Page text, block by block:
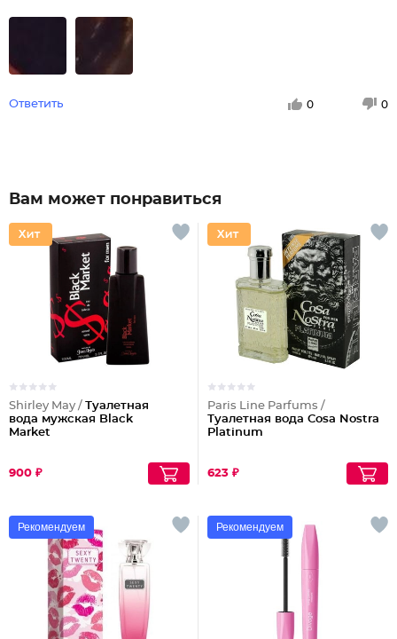
Ответить 0 0
Вам может понравиться
Shirley May / Туалетная
вода мужская Black
Market
900 ₽
Paris Line Parfums /
Туалетная вода Cosa Nostra
Platinum
623 ₽
Рекомендуем Рекомендуем